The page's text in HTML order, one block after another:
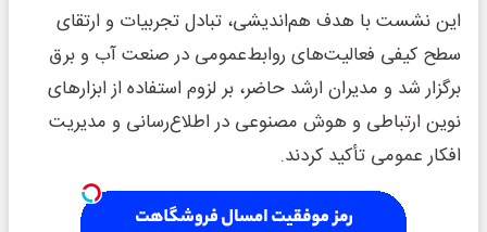
این نشست با هدف هم‌اندیشی، تبادل تجربیات و ارتقای
سطح کیفی فعالیت‌های روابط‌عمومی در صنعت آب و برق
برگزار شد و مدیران ارشد حاضر، بر لزوم استفاده از ابزارهای
نوین ارتباطی و هوش مصنوعی در اطلاع‌رسانی و مدیریت
افکار عمومی تأکید کردند.